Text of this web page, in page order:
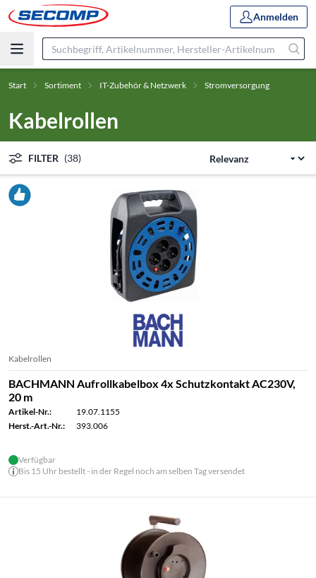
Anmelden
Start Sortiment IT-Zubehör & Netzwerk Stromversorgung
Kabelrollen
FILTER (38)
Kabelrollen
BACHMANN Aufrollkabelbox 4x Schutzkontakt AC230V,
20 m
Artikel-Nr.:
19.07.1155
Herst.-Art.-Nr.:
393.006
Verfügbar
Bis 15 Uhr bestellt - in der Regel noch am selben Tag versendet